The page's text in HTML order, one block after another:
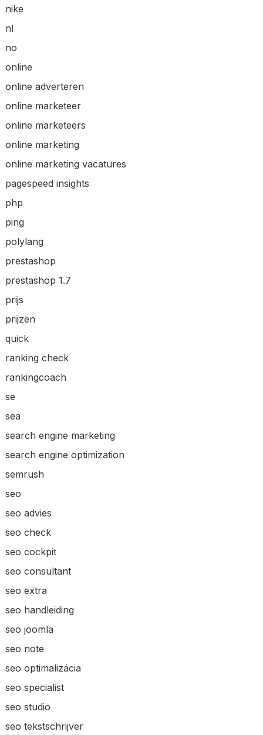
nike
nl
no
online
online adverteren
online marketeer
online marketeers
online marketing
online marketing vacatures
pagespeed insights
php
ping
polylang
prestashop
prestashop 1.7
prijs
prijzen
quick
ranking check
rankingcoach
se
sea
search engine marketing
search engine optimization
semrush
seo
seo advies
seo check
seo cockpit
seo consultant
seo extra
seo handleiding
seo joomla
seo note
seo optimalizácia
seo specialist
seo studio
seo tekstschrijver